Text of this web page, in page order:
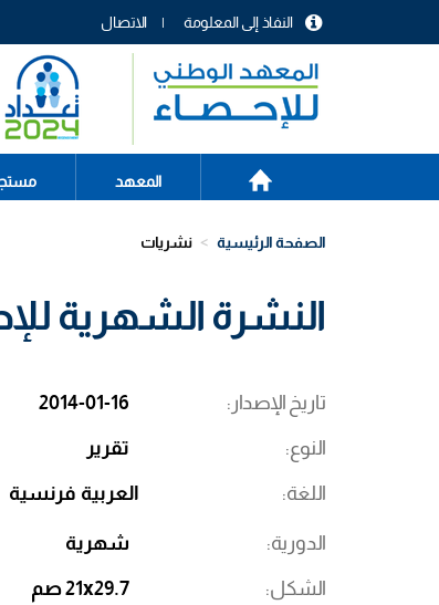
menu
header
الاتصال النفاذ إلى المعلومة
Main
navigation
الرئيسية
المعهد
الصفحة الرئيسية نشريات
النشرة الشهرية
تاريخ الإصدار 2014-01-16
النوع تقرير
اللغة العربية فرنسية
الدورية شهرية
الشكل 21x29.7 صم